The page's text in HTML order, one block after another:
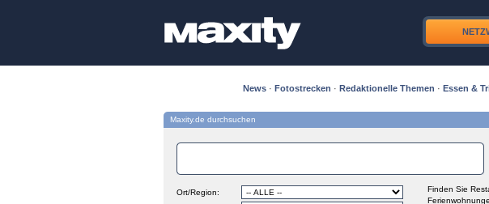
News · Fotostrecken · Redaktionelle Themen · Essen &
Maxity.de durchsuchen
Ort/Region:
Finden Sie